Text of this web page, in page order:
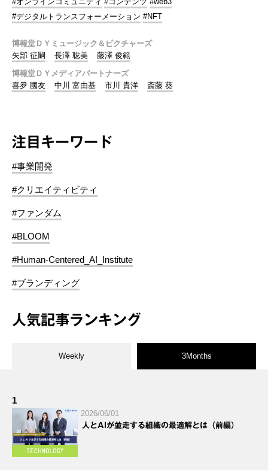
#デジタルトランスフォーメーション #NFT
博報堂ＤＹミュージック＆ピクチャーズ
矢部 征嗣
長澤 聡美
藤澤 俊範
博報堂ＤＹメディアパートナーズ
喜夛 國友
中川 富由基 市川 貴洋 斎藤 葵
注目キーワード
#事業開発
#クリエイティビティ
#ファンダム
#BLOOM
#Human-Centered_AI_Institute
#ブランディング
人気記事ランキング
Weekly 3Months
1
2026/06/01
人とAIが並走する組織の最適解とは（前編）